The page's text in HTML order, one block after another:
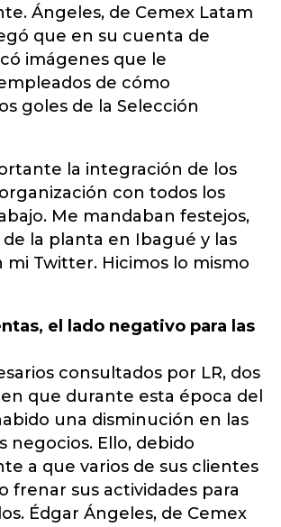
Ángeles, de Cemex Latam
que en su cuenta de
imágenes que le
de cómo
goles de la Selección
la integración de los
con todos los
Me mandaban festejos,
la planta en Ibagué y las
mi Twitter. Hicimos lo mismo
el lado negativo para las
consultados por LR, dos
que durante esta época del
una disminución en las
negocios. Ello, debido
a que varios de sus clientes
frenar sus actividades para
Édgar Ángeles, de Cemex